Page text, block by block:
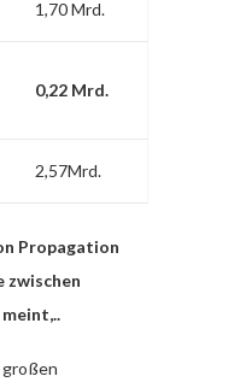
1,70 Mrd.
0,22 Mrd.
2,57Mrd.
Propagation
zwischen